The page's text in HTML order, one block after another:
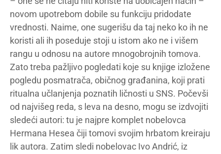
novom upotrebom dobile su funkciju pridodate
vrednosti. Naime, one sugerišu da taj neko ko ih ne
koristi ali ih poseduje stoji u istom ako ne i višem
rangu u odnosu na autore mnogobrojnih tomova.
Zato treba pažljivo pogledati koje su knjige izložene
pogledu posmatrača, običnog građanina, koji prati
ritualna učlanjenja poznatih ličnosti u SNS. Počevši
od najvišeg reda, s leva na desno, mogu se izdvojiti
sledeći autori: tu je najpre komplet nobelovca
Hermana Hesea čiji tomovi svojim hrbatom kreiraju
lik autora. Zatim sledi nobelovac Ivo Andrić, iz